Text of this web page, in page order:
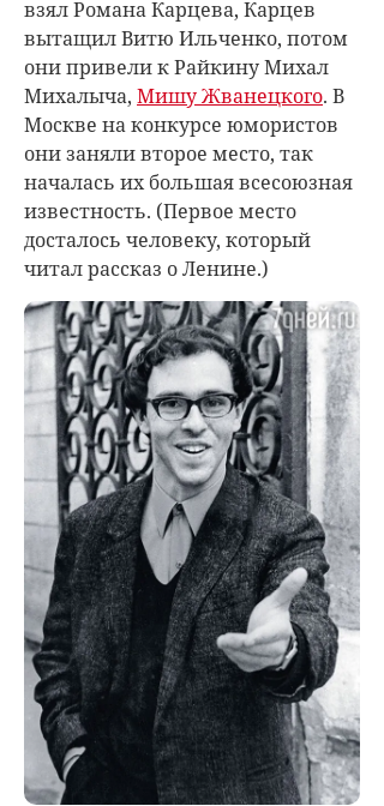
взял Романа Карцева, Карцев
вытащил Витю Ильченко, потом
они привели к Райкину Михал
Михалыча, Мишу Жванецкого. В
Москве на конкурсе юмористов
они заняли второе место, так
началась их большая всесоюзная
известность. (Первое место
досталось человеку, который
читал рассказ о Ленине.)